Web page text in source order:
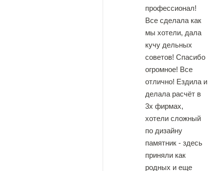
профессионал!
Все сделала как
мы хотели, дала
кучу дельных
советов! Спасибо
огромное! Все
отлично! Ездила и
делала расчёт в
3х фирмах,
хотели сложный
по дизайну
памятник - здесь
приняли как
родных и еще